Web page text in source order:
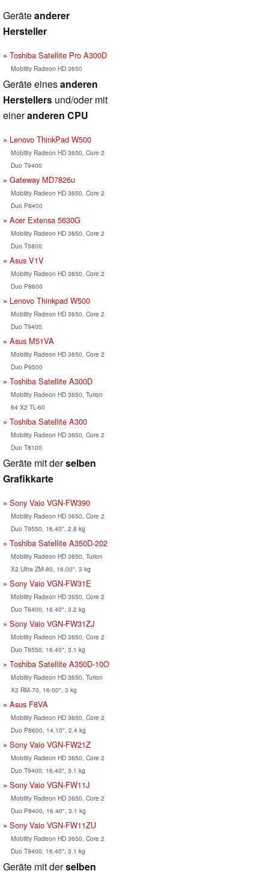
Geräteanderer
Hersteller
Toshiba Satellite Pro A300D
Mobility Radeon HD 3650
Geräte einesanderen
Herstellers und/oder mit
eineranderen CPU
Lenovo ThinkPad W500
Mobility Radeon HD 3650, Core 2
Duo T9400
Gateway MD7826u
Mobility Radeon HD 3650, Core 2
Duo P8400
Acer Extensa 5630G
Mobility Radeon HD 3650, Core 2
Duo T5800
Asus V1V
Mobility Radeon HD 3650, Core 2
Duo P8600
Lenovo Thinkpad W500
Mobility Radeon HD 3650, Core 2
Duo T9400
Asus M51VA
Mobility Radeon HD 3650, Core 2
Duo P9500
Toshiba Satellite A300D
Mobility Radeon HD 3650, Turion
64 X2 TL-60
Toshiba Satellite A300
Mobility Radeon HD 3650, Core 2
Duo T8100
Geräte mit derselben
Grafikkarte
Sony Vaio VGN-FW390
Mobility Radeon HD 3650, Core 2
Duo T9550, 16.40", 2.8 kg
Toshiba Satellite A350D-202
Mobility Radeon HD 3650, Turion
X2 Ultra ZM-80, 16.00", 3 kg
Sony Vaio VGN-FW31E
Mobility Radeon HD 3650, Core 2
Duo T6400, 16.40", 3.2 kg
Sony Vaio VGN-FW31ZJ
Mobility Radeon HD 3650, Core 2
Duo T9550, 16.40", 3.1 kg
Toshiba Satellite A350D-10O
Mobility Radeon HD 3650, Turion
X2 RM-70, 16.00", 3 kg
Asus F8VA
Mobility Radeon HD 3650, Core 2
Duo P8600, 14.10", 2.4 kg
Sony Vaio VGN-FW21Z
Mobility Radeon HD 3650, Core 2
Duo T9400, 16.40", 3.1 kg
Sony Vaio VGN-FW11J
Mobility Radeon HD 3650, Core 2
Duo P8400, 16.40", 3.1 kg
Sony Vaio VGN-FW11ZU
Mobility Radeon HD 3650, Core 2
Duo T9400, 16.40", 3.1 kg
Geräte mit derselben